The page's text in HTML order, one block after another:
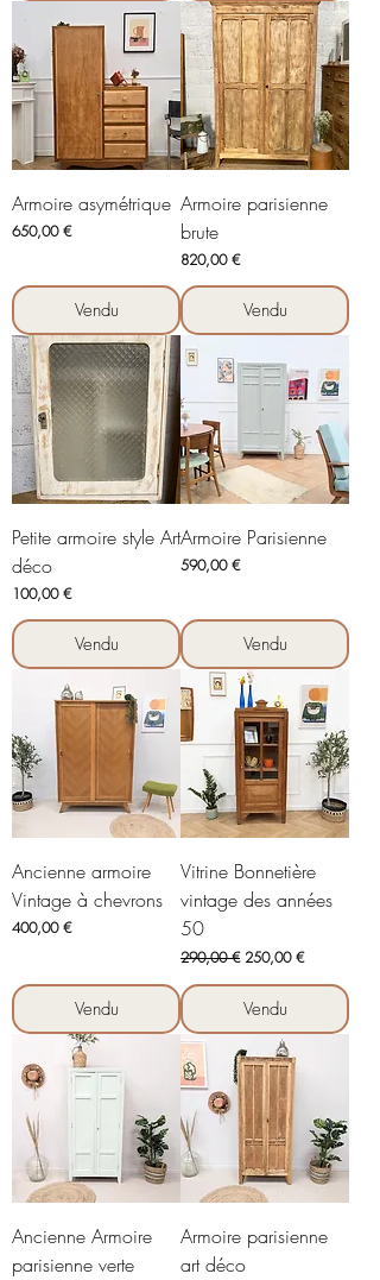
Armoire asymétrique
Prix
650,00 €
Vendu
Armoire parisienne
brute
Prix
820,00 €
Vendu
Petite armoire style Art
déco
Prix
100,00 €
Vendu
Armoire Parisienne
Prix
590,00 €
Vendu
Ancienne armoire
Vintage à chevrons
Prix
400,00 €
Vendu
Vitrine Bonnetière
vintage des années
50
Prix original
290,00 € Prix promotionnel
250,00 €
Vendu
Ancienne Armoire
parisienne verte
Armoire parisienne
art déco